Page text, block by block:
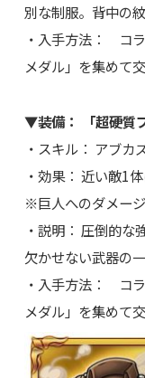
別な制服。背中の
・入手方法： コ
メダル」を集めて
▼装備： 「超硬質
・スキル： アブカ
・効果： 近い敵1
※巨人へのダメー
・説明： 圧倒的
欠かせない武器の一
・入手方法： コ
メダル」を集めて